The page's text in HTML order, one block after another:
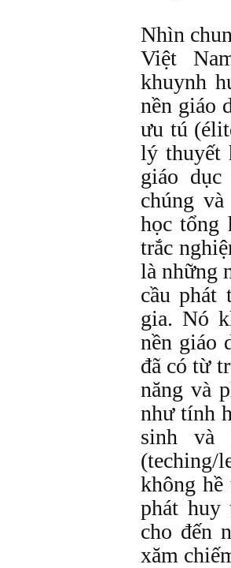
Nhìn
Việt
khuynh
nền giáo
ưu tú
lý thuyết
giáo
chúng
học tổng
trắc
là những
cầu phát
gia. Nó
nền giáo
đã có từ
năng và
như tính
sinh và
không
phát huy
cho đến
xăm